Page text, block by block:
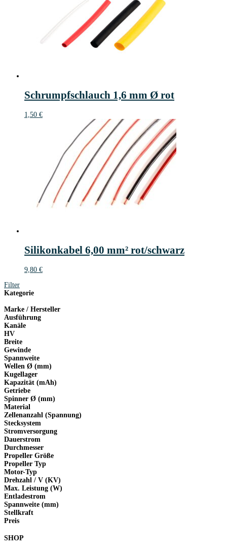
Schrumpfschlauch 1,6 mm Ø rot
1,50 €
Silikonkabel 6,00 mm² rot/schwarz
9,80 €
Filter
Kategorie
Marke / Hersteller
Ausführung
Kanäle
HV
Breite
Gewinde
Spannweite
Wellen Ø (mm)
Kugellager
Kapazität (mAh)
Getriebe
Spinner Ø (mm)
Material
Zellenanzahl (Spannung)
Stecksystem
Stromversorgung
Dauerstrom
Durchmesser
Propeller Größe
Propeller Typ
Motor-Typ
Drehzahl / V (KV)
Max. Leistung (W)
Entladestrom
Spannweite (mm)
Stellkraft
Preis
SHOP